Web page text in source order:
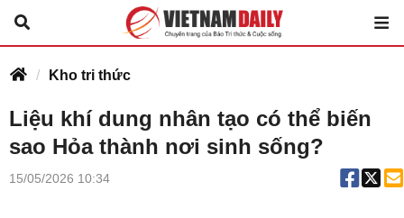
Kho tri thức
Liệu khí dung nhân tạo có thể biến
sao Hỏa thành nơi sinh sống?
15/05/2026 10:34